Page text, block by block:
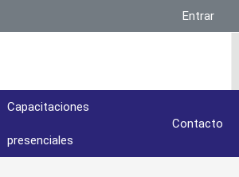
Entrar
Capacitaciones
presenciales
Contacto